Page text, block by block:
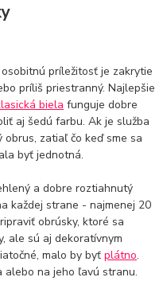
umývadlá
DPH
Bez DPH
firmu
szco nakup bez dph
dph
nákup bez dph v eu ň
príležitosť je zakrytie
príliš priestranný. Najlepšie
biela funguje dobre
aj šedú farbu. Ak je služba
zatiaľ čo keď sme sa
byť jednotná.
a dobre roztiahnutý
každej strane - najmenej 20
obrúsky, ktoré sa
ale sú aj dekoratívnym
malo by byťplátno.
alebo na jeho ľavú stranu.